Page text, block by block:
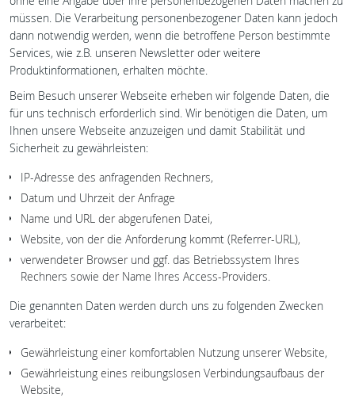
müssen. Die Verarbeitung personenbezogener Daten kann jedoch
dann notwendig werden, wenn die betroffene Person bestimmte
Services, wie z.B. unseren Newsletter oder weitere
Produktinformationen, erhalten möchte.
Beim Besuch unserer Webseite erheben wir folgende Daten, die
für uns technisch erforderlich sind. Wir benötigen die Daten, um
Ihnen unsere Webseite anzuzeigen und damit Stabilität und
Sicherheit zu gewährleisten:
IP-Adresse des anfragenden Rechners,
Datum und Uhrzeit der Anfrage
Name und URL der abgerufenen Datei,
Website, von der die Anforderung kommt (Referrer-URL),
verwendeter Browser und ggf. das Betriebssystem Ihres
Rechners sowie der Name Ihres Access-Providers.
Die genannten Daten werden durch uns zu folgenden Zwecken
verarbeitet:
Gewährleistung einer komfortablen Nutzung unserer Website,
Gewährleistung eines reibungslosen Verbindungsaufbaus der
Website,